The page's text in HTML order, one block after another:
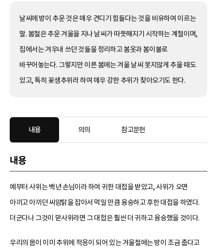
날씨에 방이 추운 것은 매우 견디기 힘들다는 것을 비유하여 이르는
말. 봄철은 추운 겨울을 지나 날씨가 따뜻해지기 시작하는 계절이며,
집에서는 겨우내 쓰던 것들을 정리하고 봄옷과 봄이불로
바꾸어놓는다. 그렇지만 이른 봄에는 겨울 날씨 못지않게 추울 때도
있고, 특히 꽃샘추위라 하여 매우 강한 추위가 찾아오기도 한다.
내용 의의 참고문헌
내용
예부터 사위는 백년 손님이라 하여 귀한 대접을 받았고, 사위가 오면
아끼고 아끼던 씨암탉을 잡아서 먹일 만큼 융숭하고 후한 대접을 하였다.
더군다나 그것이 맏사위라면 그 대접은 훨씬 더 귀하고 융숭했을 것이다.
우리의 몸이 이미 추위에 적응이 되어 있는 겨울철에는 방이 조금 춥다고